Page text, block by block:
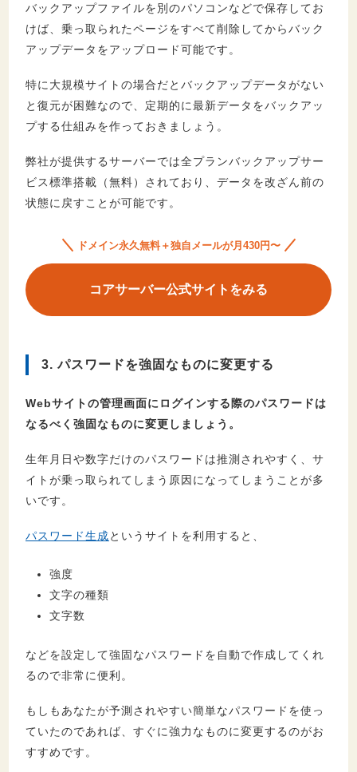
バックアップファイルを別のパソコンなどで保存してお
けば、乗っ取られたページをすべて削除してからバック
アップデータをアップロード可能です。
特に大規模サイトの場合だとバックアップデータがない
と復元が困難なので、定期的に最新データをバックアッ
プする仕組みを作っておきましょう。
弊社が提供するサーバーでは全プランバックアップサー
ビス標準搭載（無料）されており、データを改ざん前の
状態に戻すことが可能です。
ドメイン永久無料＋独自メールが月430円〜
コアサーバー公式サイトをみる
3. パスワードを強固なものに変更する
Webサイトの管理画面にログインする際のパスワードは
なるべく強固なものに変更しましょう。
生年月日や数字だけのパスワードは推測されやすく、サ
イトが乗っ取られてしまう原因になってしまうことが多
いです。
パスワード生成というサイトを利用すると、
強度
文字の種類
文字数
などを設定して強固なパスワードを自動で作成してくれ
るので非常に便利。
もしもあなたが予測されやすい簡単なパスワードを使っ
ていたのであれば、すぐに強力なものに変更するのがお
すすめです。